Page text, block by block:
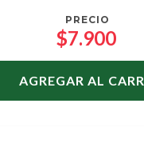
PRECIO
$7.900
AGREGAR AL